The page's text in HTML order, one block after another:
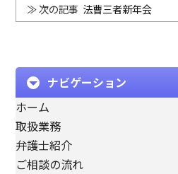
法曹三者新年会
ナビゲーション
ホーム
取扱業務
弁護士紹介
ご相談の流れ